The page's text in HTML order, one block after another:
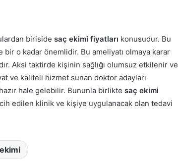
biriside saç ekimi fiyatları konusudur. Bu
o kadar önemlidir. Bu ameliyatı olmaya karar
Aksi taktirde kişinin sağlığı olumsuz etkilenir ve
ve kaliteli hizmet sunan doktor adayları
hale gelebilir. Bununla birlikte saç ekimi
edilen klinik ve kişiye uygulanacak olan tedavi